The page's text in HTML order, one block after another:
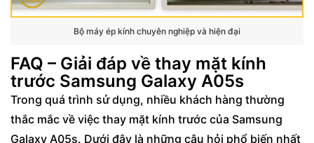
Bộ máy ép kính chuyên nghiệp và hiện đại
FAQ – Giải đáp về thay mặt kính
trước Samsung Galaxy A05s
Trong quá trình sử dụng, nhiều khách hàng thường
thắc mắc về việc thay mặt kính trước của Samsung
Galaxy A05s. Dưới đây là những câu hỏi phổ biến nhất